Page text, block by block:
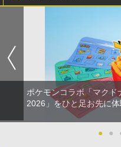
ポケモンコラボ「マク
2026」をひと足お先に
● ●